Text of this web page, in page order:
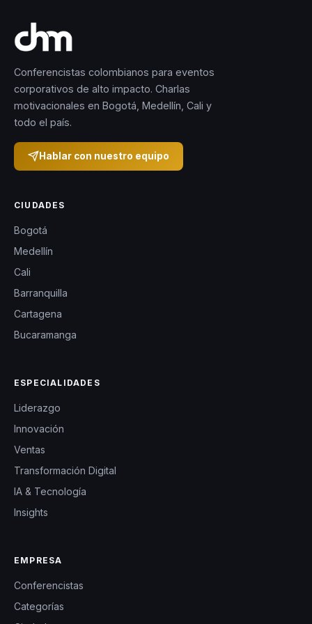
Conferencistas colombianos para eventos
corporativos de alto impacto. Charlas
motivacionales en Bogotá, Medellín, Cali y
todo el país.
Hablar con nuestro equipo
CIUDADES
Bogotá
Medellín
Cali
Barranquilla
Cartagena
Bucaramanga
ESPECIALIDADES
Liderazgo
Innovación
Ventas
Transformación Digital
IA & Tecnología
Insights
EMPRESA
Conferencistas
Categorías